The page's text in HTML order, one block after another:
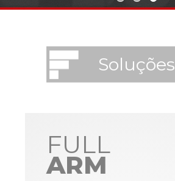
Soluções
FULL
ARM